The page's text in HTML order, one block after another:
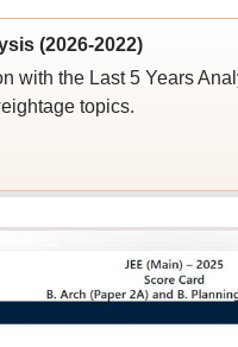
(2026-2022)
with the Last 5 Years
topics.